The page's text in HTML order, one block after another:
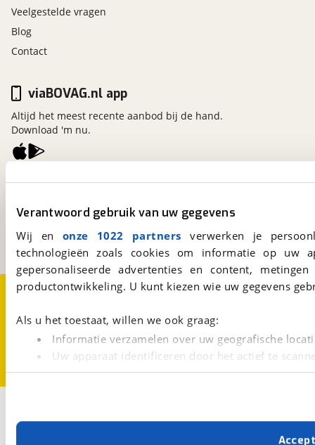
Verantwoord gebruik van uw gegevens
Wij en onze 1022 partners verwerken je
technologieën zoals cookies om informatie op
gepersonaliseerde advertenties en content,
productontwikkeling. U kunt kiezen wie uw gegevens
Als u het toestaat, willen we ook graag:
Informatie verzamelen over uw geografische
Uw apparaat identificeren door het actief te
Lees meer over hoe uw persoonlijke gegevens worden
Met cookies en vergelijkbare technieken zorgen we
Veelgestelde vragen
Blog
Contact
viaBOVAG.nl
3981 AJ Bunnik
Een initiatief van
BOVAG
viaBOVAG.nl app
Altijd het meest recente aanbod bij de hand.
Download 'm nu.
Over viaBOVAG.nlDisclaimer- en Privacyverklaring